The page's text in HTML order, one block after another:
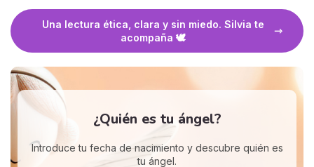
Una lectura ética, clara y sin miedo. Silvia te
acompaña 🕊️
¿Quién es tu ángel?
Introduce tu fecha de nacimiento y descubre quién es
tu ángel.